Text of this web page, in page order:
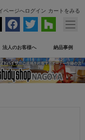
ページへログイン カートをみる
法人のお客様へ 納品事例